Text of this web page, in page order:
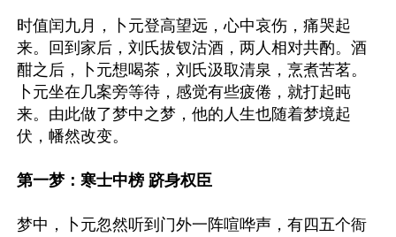
时值闰九月，卜元登高望远，心中哀伤，痛哭起
来。回到家后，刘氏拔钗沽酒，两人相对共酌。酒
酣之后，卜元想喝茶，刘氏汲取清泉，烹煮苦茗。
卜元坐在几案旁等待，感觉有些疲倦，就打起盹
来。由此做了梦中之梦，他的人生也随着梦境起
伏，幡然改变。
第一梦：寒士中榜 跻身权臣
梦中，卜元忽然听到门外一阵喧哗声，有四五个衙